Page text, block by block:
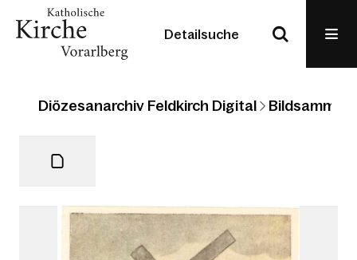
Detailsuche
Diözesanarchiv Feldkirch Digital